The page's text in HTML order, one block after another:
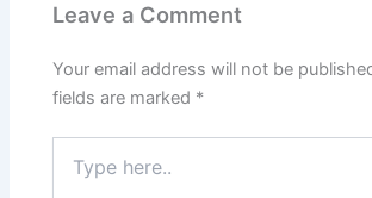
Leave a Comment
Your email address will not be
fields are marked *
here..